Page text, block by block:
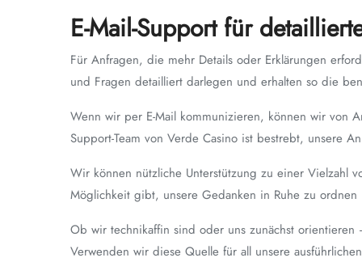
E-Mail-Support für
Für Anfragen, die mehr Details oder Erklärungen
und Fragen detailliert darlegen und erhalten so die
Wenn wir per E-Mail kommunizieren, können wir von
Support-Team von Verde Casino ist bestrebt, unsere
Wir können nützliche Unterstützung zu einer Vielzahl
Möglichkeit gibt, unsere Gedanken in Ruhe zu
Ob wir technikaffin sind oder uns zunächst
Verwenden wir diese Quelle für all unsere